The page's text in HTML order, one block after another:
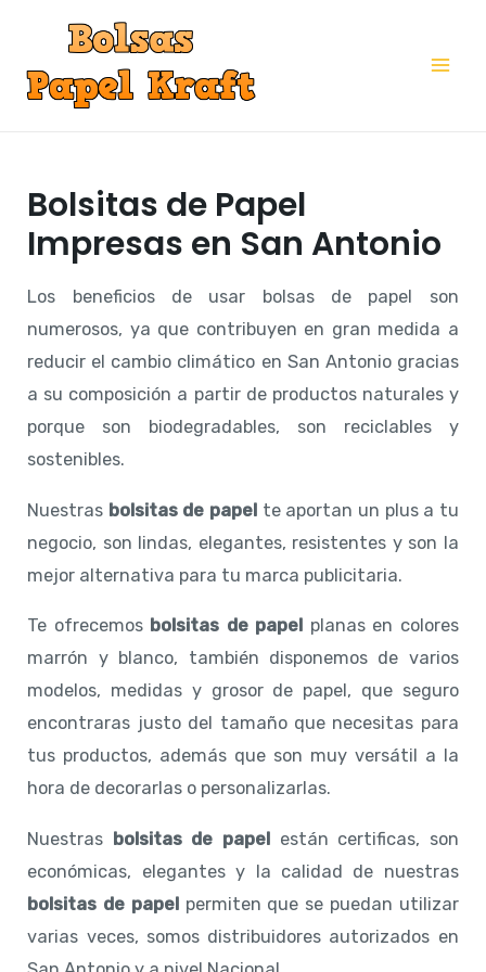
contenido
Bolsitas de Papel
Impresas en San Antonio
Los beneficios de usar bolsas de papel son
numerosos, ya que contribuyen en gran medida a
reducir el cambio climático en San Antonio gracias
a su composición a partir de productos naturales y
porque son biodegradables, son reciclables y
sostenibles.
Nuestras bolsitas de papel te aportan un plus a tu
negocio, son lindas, elegantes, resistentes y son la
mejor alternativa para tu marca publicitaria.
Te ofrecemos bolsitas de papel planas en colores
marrón y blanco, también disponemos de varios
modelos, medidas y grosor de papel, que seguro
encontraras justo del tamaño que necesitas para
tus productos, además que son muy versátil a la
hora de decorarlas o personalizarlas.
Nuestras bolsitas de papel están certificas, son
económicas, elegantes y la calidad de nuestras
bolsitas de papelpermiten que se puedan utilizar
varias veces, somos distribuidores autorizados en